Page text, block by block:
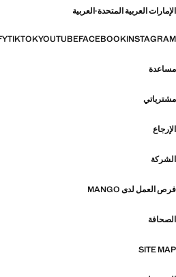
الإمارات العربية المتحدة·العربية
INSTAGRAM
FACEBOOK
YOUTUBE
TIKTOK
مساعدة
مشترياتي
الإرجاع
الشركة
فرص العمل لدى MANGO
الصحافة
SITE MAP